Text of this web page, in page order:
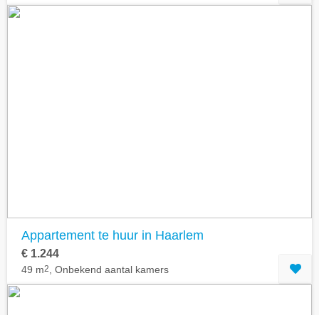
Appartement te huur in Haarlem
€ 1.244
49 m2 , Onbekend aantal kamers